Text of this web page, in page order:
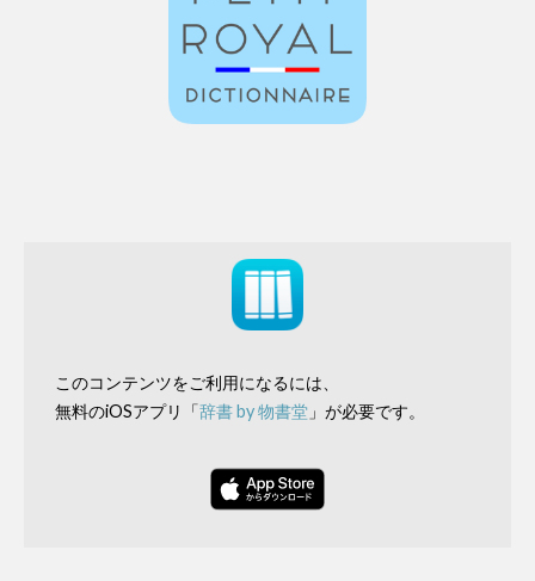
このコンテンツをご利用になるには、
無料のiOSアプリ「辞書 by 物書堂」が必要です。